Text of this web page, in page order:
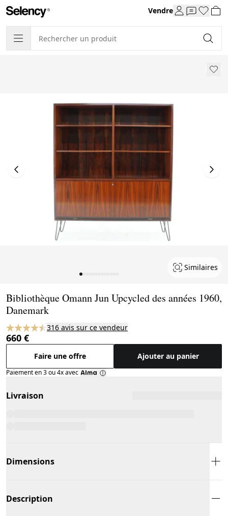
Vendre
Similaires
Bibliothèque Omann Jun Upcycled des années 1960,
Danemark
316 avis sur ce vendeur
660 €
Faire une offre Ajouter au panier
Paiement en 3 ou 4x avec
Livraison
Dimensions
Description